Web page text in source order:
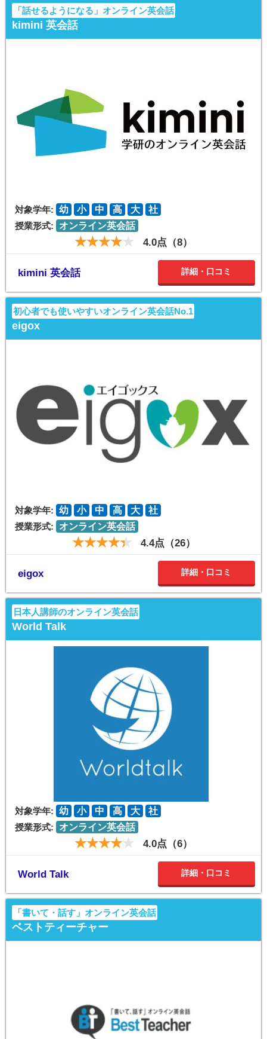
「話せるようになる」オンライン英会話
kimini 英会話
対象学年: 幼 小 中 高 大
社
授業形式:
オンライン英会話
4.0点（8）
kimini 英会話 詳細・口コミ
初心者でも使いやすいオンライン英会話No.1
eigox
対象学年: 幼 小 中 高 大
社
授業形式:
オンライン英会話
4.4点（26）
eigox 詳細・口コミ
日本人講師のオンライン英会話
World Talk
対象学年: 幼 小 中 高 大
社
授業形式:
オンライン英会話
4.0点（6）
World Talk 詳細・口コミ
「書いて・話す」オンライン英会話
ベストティーチャー